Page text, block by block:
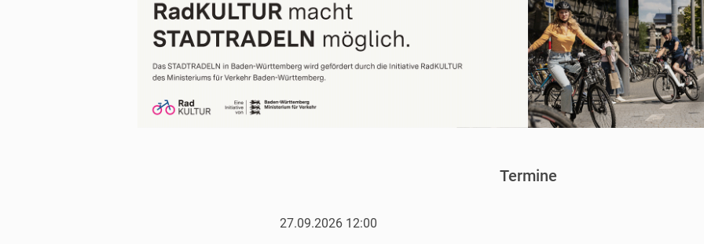
Termine
27.09.2026 12:00